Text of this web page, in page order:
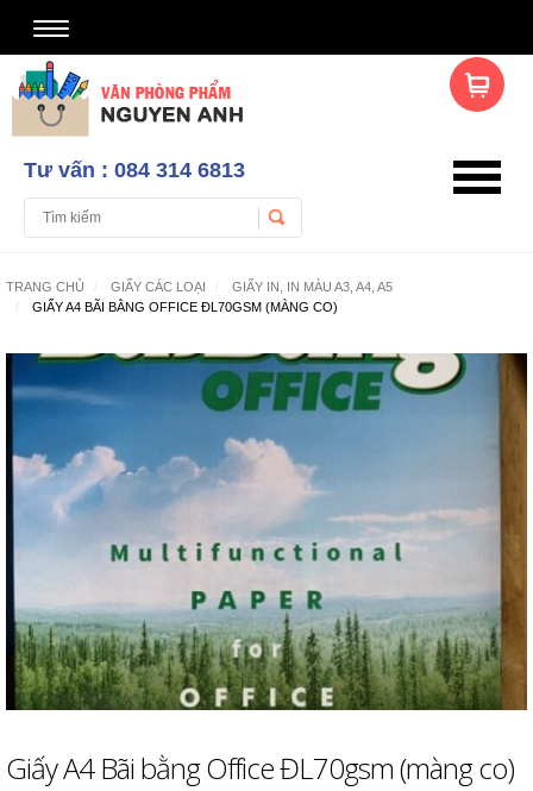
Tư vấn : 084 314 6813
TRANG CHỦ GIẤY CÁC LOẠI
GIẤY IN, IN MÀU A3, A4, A5
GIẤY A4 BÃI BẰNG OFFICE ĐL70GSM (MÀNG CO)
Giấy A4 Bãi bằng Office ĐL70gsm (màng co)